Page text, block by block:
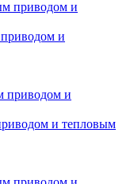
и
и тепловым